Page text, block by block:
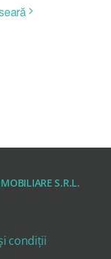
S.R.L.
condiții